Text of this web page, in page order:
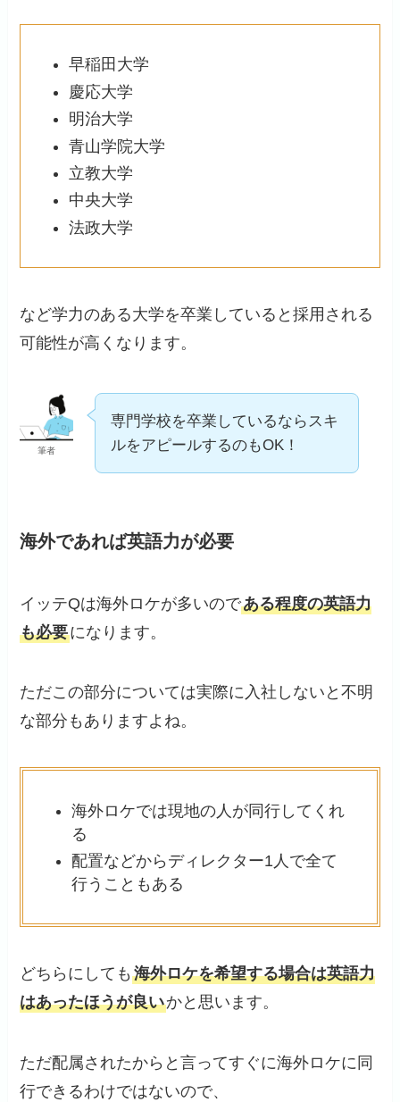
早稲田大学
慶応大学
明治大学
青山学院大学
立教大学
中央大学
法政大学
など学力のある大学を卒業していると採用される
可能性が高くなります。
筆者
専門学校を卒業しているならスキ
ルをアピールするのもOK！
海外であれば英語力が必要
イッテQは海外ロケが多いのである程度の英語力
も必要になります。
ただこの部分については実際に入社しないと不明
な部分もありますよね。
海外ロケでは現地の人が同行してくれ
る
配置などからディレクター1人で全て
行うこともある
どちらにしても海外ロケを希望する場合は英語力
はあったほうが良いかと思います。
ただ配属されたからと言ってすぐに海外ロケに同
行できるわけではないので、